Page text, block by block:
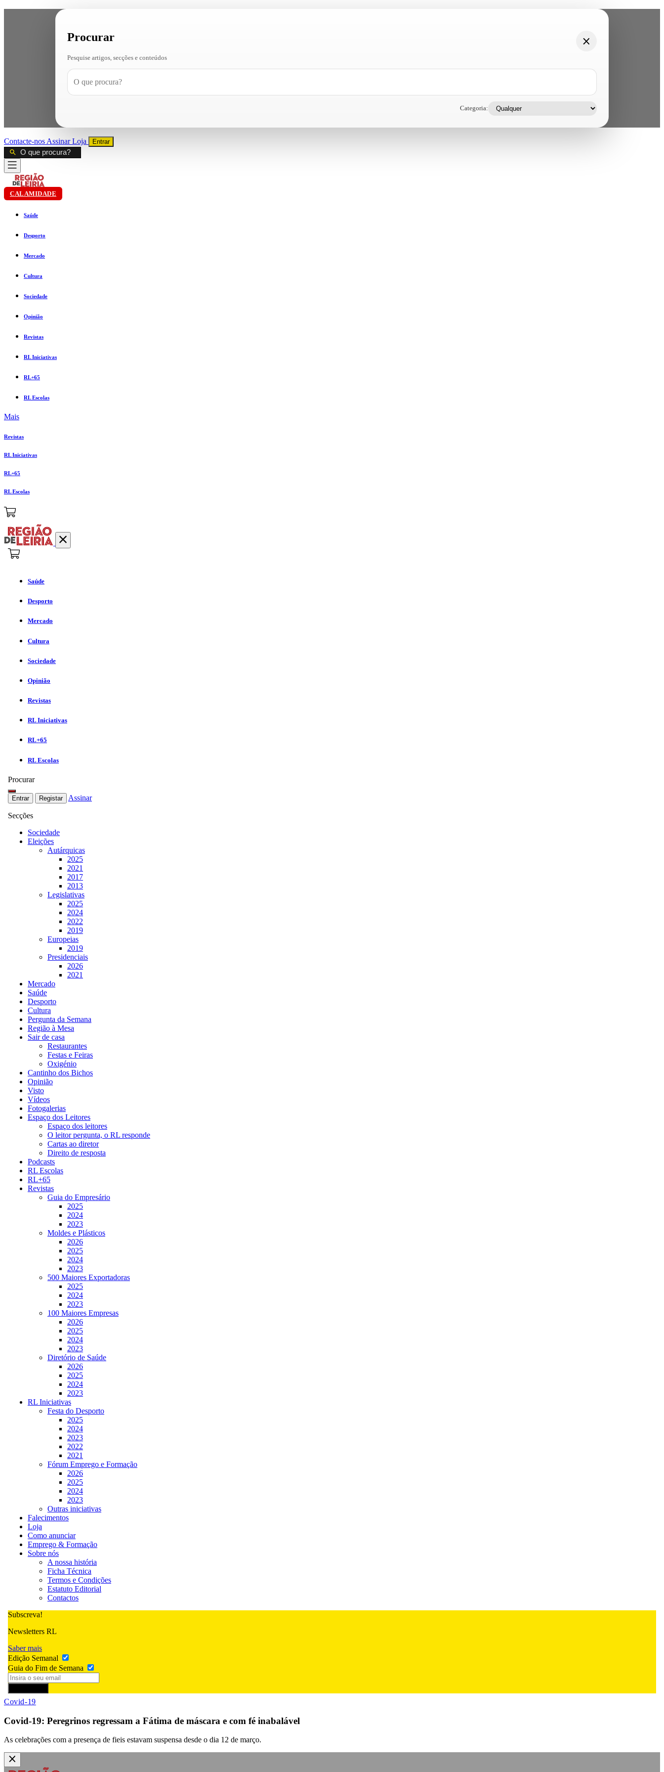
Procurar
Pesquise artigos, secções e conteúdos
Categoria:
Contacte-nos AssinarLoja Entrar
CALAMIDADE
Saúde
Desporto
Mercado
Cultura
Sociedade
Opinião
Revistas
RL Iniciativas
RL+65
RL Escolas
Mais
Revistas
RL Iniciativas
RL+65
RL Escolas
Saúde
Desporto
Mercado
Cultura
Sociedade
Opinião
Revistas
RL Iniciativas
RL+65
RL Escolas
Procurar
Entrar Registar Assinar
Secções
Sociedade
Eleições
Autárquicas
2025
2021
2017
2013
Legislativas
2025
2024
2022
2019
Europeias
2019
Presidenciais
2026
2021
Mercado
Saúde
Desporto
Cultura
Pergunta da Semana
Região à Mesa
Sair de casa
Restaurantes
Festas e Feiras
Oxigénio
Cantinho dos Bichos
Opinião
Visto
Vídeos
Fotogalerias
Espaço dos Leitores
Espaço dos leitores
O leitor pergunta, o RL responde
Cartas ao diretor
Direito de resposta
Podcasts
RL Escolas
RL+65
Revistas
Guia do Empresário
2025
2024
2023
Moldes e Plásticos
2026
2025
2024
2023
500 Maiores Exportadoras
2025
2024
2023
100 Maiores Empresas
2026
2025
2024
2023
Diretório de Saúde
2026
2025
2024
2023
RL Iniciativas
Festa do Desporto
2025
2024
2023
2022
2021
Fórum Emprego e Formação
2026
2025
2024
2023
Outras iniciativas
Falecimentos
Loja
Como anunciar
Emprego & Formação
Sobre nós
A nossa história
Ficha Técnica
Termos e Condições
Estatuto Editorial
Contactos
Subscreva!
Newsletters RL
Saber mais
Edição Semanal
Guia do Fim de Semana
Covid-19
Covid-19: Peregrinos regressam a Fátima de máscara e com fé inabalável
As celebrações com a presença de fieis estavam suspensa desde o dia 12 de março.